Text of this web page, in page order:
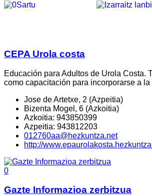
CEPA Urola costa
Educación para Adultos de Urola Costa.
como capacitación para incorporarse a
Jose de Artetxe, 2 (Azpeitia)
Bizenta Mogel, 6 (Azkoitia)
Azkoitia: 943850399
Azpeitia: 943812203
012760aa@hezkuntza.net
http://
0
Gazte Informazioa zerbitzua